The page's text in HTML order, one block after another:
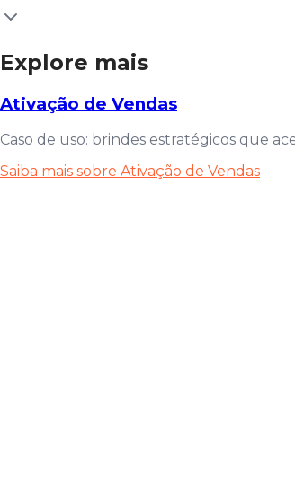
Explore mais
Ativação de Vendas
Caso de uso: brindes estratégicos que
Saiba mais sobre Ativação de Vendas